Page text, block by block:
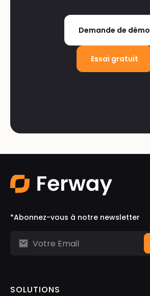
Demande de démo
Essai gratuit
SOLUTIONS
*Abonnez-vous à notre newsletter